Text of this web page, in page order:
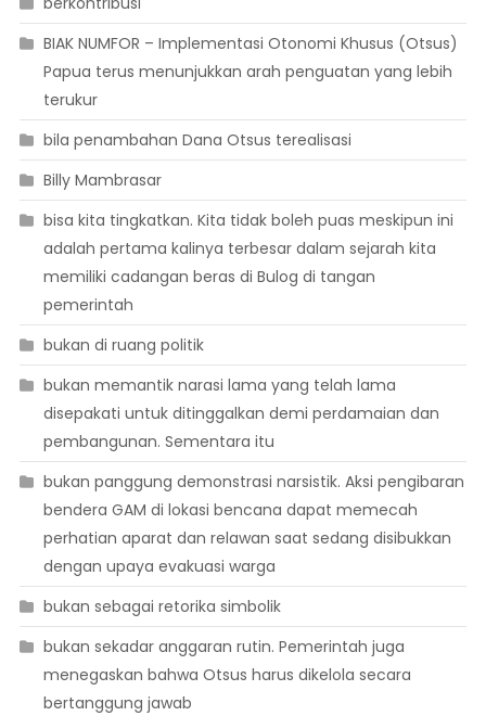
BIAK NUMFOR – Implementasi Otonomi Khusus (Otsus)
Papua terus menunjukkan arah penguatan yang lebih
terukur
bila penambahan Dana Otsus terealisasi
Billy Mambrasar
bisa kita tingkatkan. Kita tidak boleh puas meskipun ini
adalah pertama kalinya terbesar dalam sejarah kita
memiliki cadangan beras di Bulog di tangan
pemerintah
bukan di ruang politik
bukan memantik narasi lama yang telah lama
disepakati untuk ditinggalkan demi perdamaian dan
pembangunan. Sementara itu
bukan panggung demonstrasi narsistik. Aksi pengibaran
bendera GAM di lokasi bencana dapat memecah
perhatian aparat dan relawan saat sedang disibukkan
dengan upaya evakuasi warga
bukan sebagai retorika simbolik
bukan sekadar anggaran rutin. Pemerintah juga
menegaskan bahwa Otsus harus dikelola secara
bertanggung jawab